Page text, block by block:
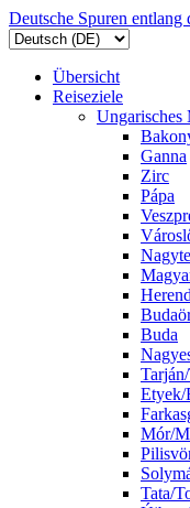
Deutsche Spuren entlang
Übersicht
Reiseziele
Ungarisches
Ganna
Zirc
Pápa
Herend
Buda
Etyek/
Mór/
Tata/